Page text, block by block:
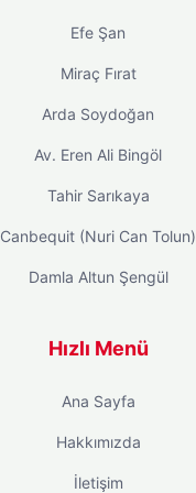
Efe Şan
Miraç Fırat
Arda Soydoğan
Av. Eren Ali Bingöl
Tahir Sarıkaya
Canbequit (Nuri Can Tolun)
Damla Altun Şengül
Hızlı Menü
Ana Sayfa
Hakkımızda
İletişim